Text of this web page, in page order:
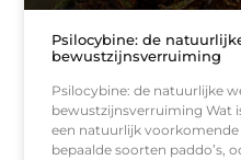
Psilocybine: de
bewustzijnsverruiming
Psilocybine: de natuurlijke
bewustzijnsverruiming Wat
een natuurlijk
bepaalde soorten paddo’s,